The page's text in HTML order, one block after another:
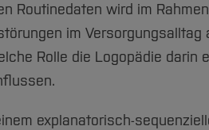
im Review-Verfahren
Routinedaten wird im
im
Rolle die Logopädie darin
explanatorisch-